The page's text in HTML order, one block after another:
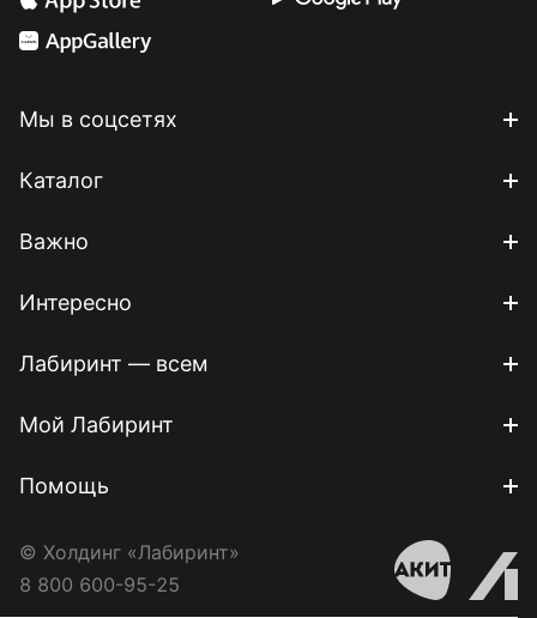
Мы в соцсетях
Каталог
Важно
Интересно
Лабиринт — всем
Мой Лабиринт
Помощь
© Холдинг «Лабиринт»
8 800 600-95-25